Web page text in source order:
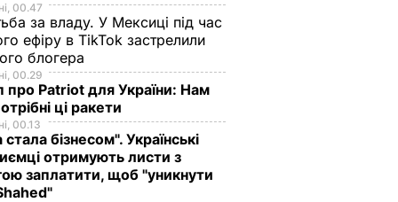
00.47
за владу. У Мексиці під час
ефіру в TikTok застрелили
блогера
00.29
про Patriot для України: Нам
ці ракети
00.13
стала бізнесом". Українські
отримують листи з
заплатити, щоб "уникнути